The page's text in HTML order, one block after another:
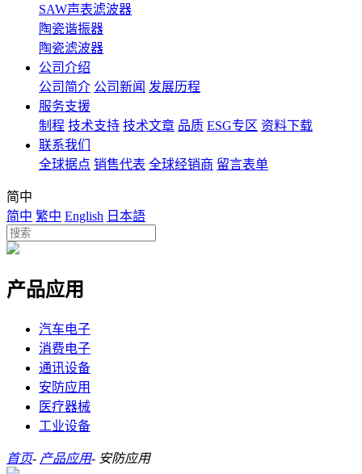
SAW声表滤波器
陶瓷谐振器
陶瓷滤波器
公司介绍
公司简介 公司新闻 发展历程
服务支援
制程 技术支持 技术文章 品质 ESG专区 资料下载
联系我们
全球据点 销售代表 全球经销商 留言表单
简中
简中 繁中 English 日本語
产品应用
汽车电子
消费电子
通讯设备
安防应用
医疗器械
工业设备
首页- 产品应用- 安防应用